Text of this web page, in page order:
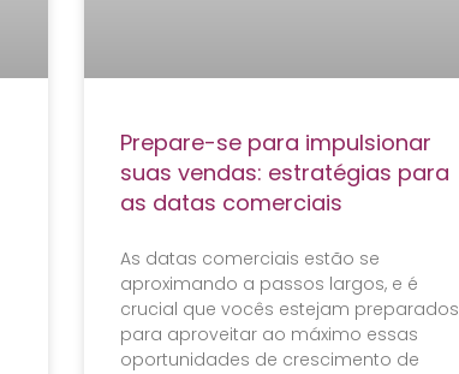
Prepare-se para impulsionar
suas vendas: estratégias para
as datas comerciais
As datas comerciais estão se
aproximando a passos largos, e é
crucial que vocês estejam preparados
para aproveitar ao máximo essas
oportunidades de crescimento de